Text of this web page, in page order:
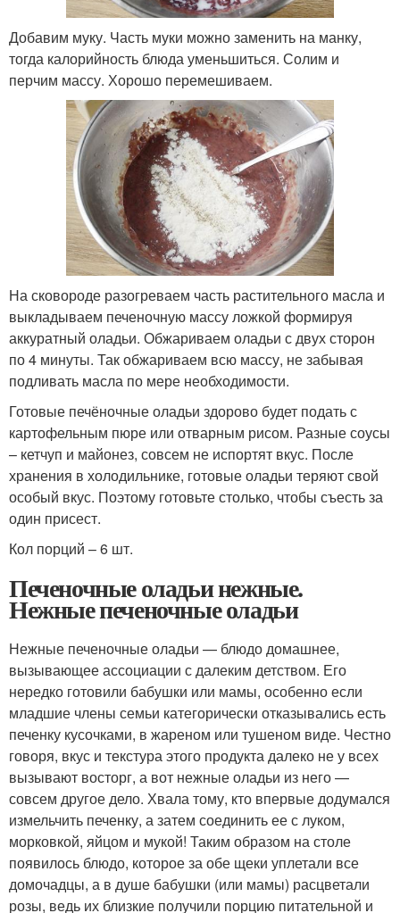
Добавим муку. Часть муки можно заменить на манку,
тогда калорийность блюда уменьшиться. Солим и
перчим массу. Хорошо перемешиваем.
На сковороде разогреваем часть растительного масла и
выкладываем печеночную массу ложкой формируя
аккуратный оладьи. Обжариваем оладьи с двух сторон
по 4 минуты. Так обжариваем всю массу, не забывая
подливать масла по мере необходимости.
Готовые печёночные оладьи здорово будет подать с
картофельным пюре или отварным рисом. Разные соусы
– кетчуп и майонез, совсем не испортят вкус. После
хранения в холодильнике, готовые оладьи теряют свой
особый вкус. Поэтому готовьте столько, чтобы съесть за
один присест.
Кол порций – 6 шт.
Печеночные оладьи нежные.
Нежные печеночные оладьи
Нежные печеночные оладьи — блюдо домашнее,
вызывающее ассоциации с далеким детством. Его
нередко готовили бабушки или мамы, особенно если
младшие члены семьи категорически отказывались есть
печенку кусочками, в жареном или тушеном виде. Честно
говоря, вкус и текстура этого продукта далеко не у всех
вызывают восторг, а вот нежные оладьи из него —
совсем другое дело. Хвала тому, кто впервые додумался
измельчить печенку, а затем соединить ее с луком,
морковкой, яйцом и мукой! Таким образом на столе
появилось блюдо, которое за обе щеки уплетали все
домочадцы, а в душе бабушки (или мамы) расцветали
розы, ведь их близкие получили порцию питательной и